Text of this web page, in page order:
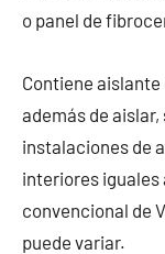
o panel de
Contiene aislante
además de
instalaciones de
interiores iguales
convencional de
puede variar.